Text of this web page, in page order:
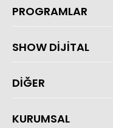
PROGRAMLAR
SHOW DİJİTAL
DİĞER
KURUMSAL